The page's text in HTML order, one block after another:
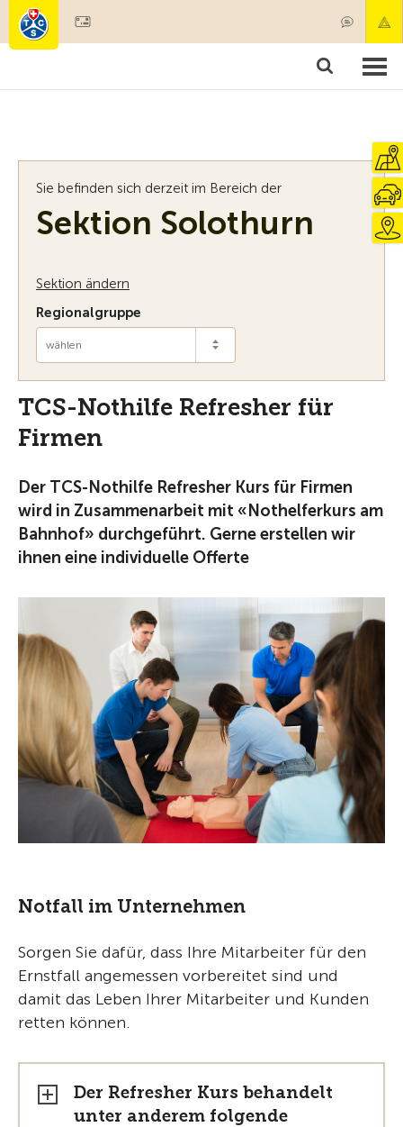
Mitgliedschaft & Leistungen
Sie befinden sich derzeit im Bereich der
Sektion Solothurn
Sektion ändern
Regionalgruppe
wählen
TCS-Nothilfe Refresher für
Firmen
Der TCS-Nothilfe Refresher Kurs für Firmen
wird in Zusammenarbeit mit «Nothelferkurs am
Bahnhof» durchgeführt. Gerne erstellen wir
ihnen eine individuelle Offerte
Notfall im Unternehmen
Sorgen Sie dafür, dass Ihre Mitarbeiter für den
Ernstfall angemessen vorbereitet sind und
damit das Leben Ihrer Mitarbeiter und Kunden
retten können.
Der Refresher Kurs behandelt
unter anderem folgende